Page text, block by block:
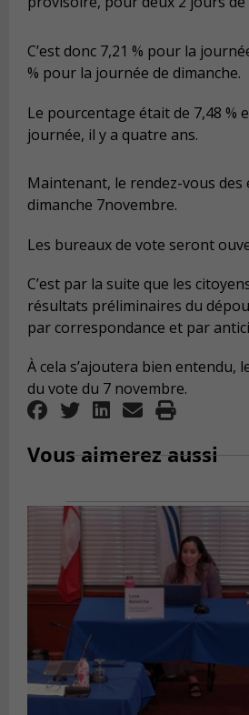
C’est donc 7,21 % pour la
% pour la journée de dimanche.
Le pourcentage était de 7,48 %
journée, il y a quatre ans.
Maintenant, le rendez-vous des
dimanche 7novembre.
Les bureaux de vote seront
C’est par la suite que les
résultats préliminaires du
par correspondance et par
À cela s’ajoutera bien entendu,
du vote du 7 novembre.
Vous aimerez aussi